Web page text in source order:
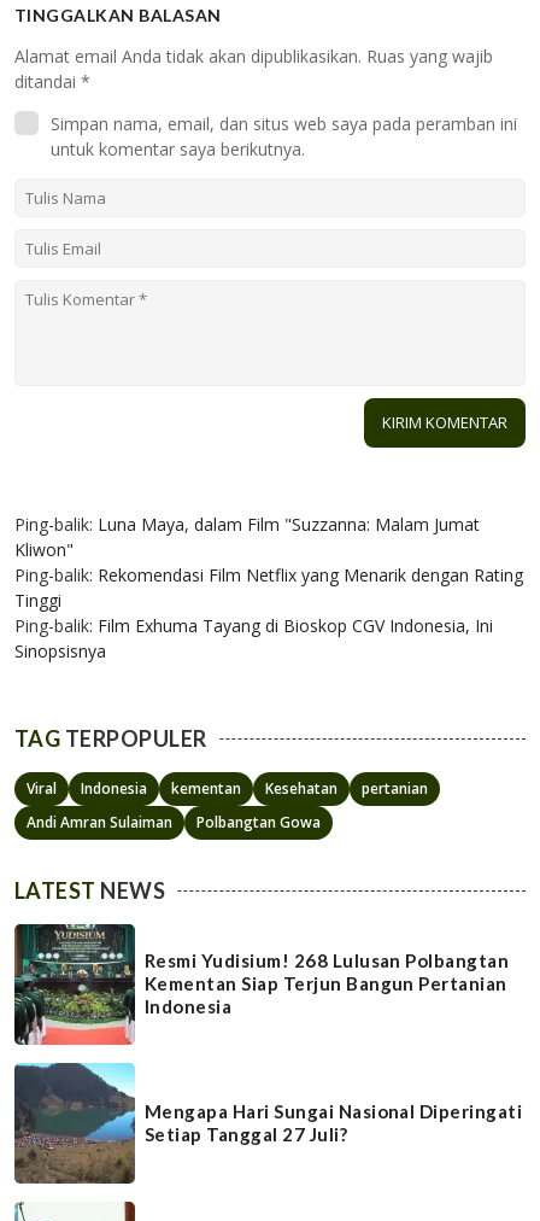
TINGGALKAN BALASAN
Alamat email Anda tidak akan dipublikasikan. Ruas yang wajib
ditandai *
Simpan nama, email, dan situs web saya pada peramban ini
untuk komentar saya berikutnya.
Ping-balik: Luna Maya, dalam Film "Suzzanna: Malam Jumat
Kliwon"
Ping-balik: Rekomendasi Film Netflix yang Menarik dengan Rating
Tinggi
Ping-balik: Film Exhuma Tayang di Bioskop CGV Indonesia, Ini
Sinopsisnya
TAG TERPOPULER
Viral Indonesia kementan Kesehatan
pertanian
Andi Amran Sulaiman
Polbangtan Gowa
LATEST NEWS
Resmi Yudisium! 268 Lulusan Polbangtan
Kementan Siap Terjun Bangun Pertanian
Indonesia
Mengapa Hari Sungai Nasional Diperingati
Setiap Tanggal 27 Juli?